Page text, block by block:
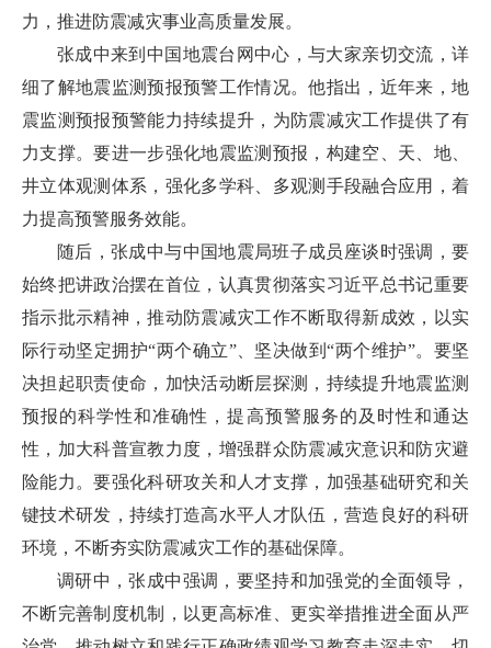
力，推进防震减灾事业高质量发展。
张成中来到中国地震台网中心，与大家亲切交流，详
细了解地震监测预报预警工作情况。他指出，近年来，地
震监测预报预警能力持续提升，为防震减灾工作提供了有
力支撑。要进一步强化地震监测预报，构建空、天、地、
井立体观测体系，强化多学科、多观测手段融合应用，着
力提高预警服务效能。
随后，张成中与中国地震局班子成员座谈时强调，要
始终把讲政治摆在首位，认真贯彻落实习近平总书记重要
指示批示精神，推动防震减灾工作不断取得新成效，以实
际行动坚定拥护“两个确立”、坚决做到“两个维护”。要坚
决担起职责使命，加快活动断层探测，持续提升地震监测
预报的科学性和准确性，提高预警服务的及时性和通达
性，加大科普宣教力度，增强群众防震减灾意识和防灾避
险能力。要强化科研攻关和人才支撑，加强基础研究和关
键技术研发，持续打造高水平人才队伍，营造良好的科研
环境，不断夯实防震减灾工作的基础保障。
调研中，张成中强调，要坚持和加强党的全面领导，
不断完善制度机制，以更高标准、更实举措推进全面从严